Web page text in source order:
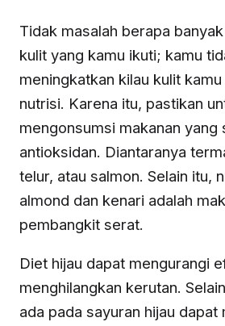
Tidak masalah berapa
kulit yang kamu ikuti; kamu
meningkatkan kilau kulit
nutrisi. Karena itu, pastikan
mengonsumsi makanan yang
antioksidan. Diantaranya
telur, atau salmon. Selain itu,
almond dan kenari adalah
pembangkit serat.
Diet hijau dapat mengurangi
menghilangkan kerutan.
ada pada sayuran hijau dapat